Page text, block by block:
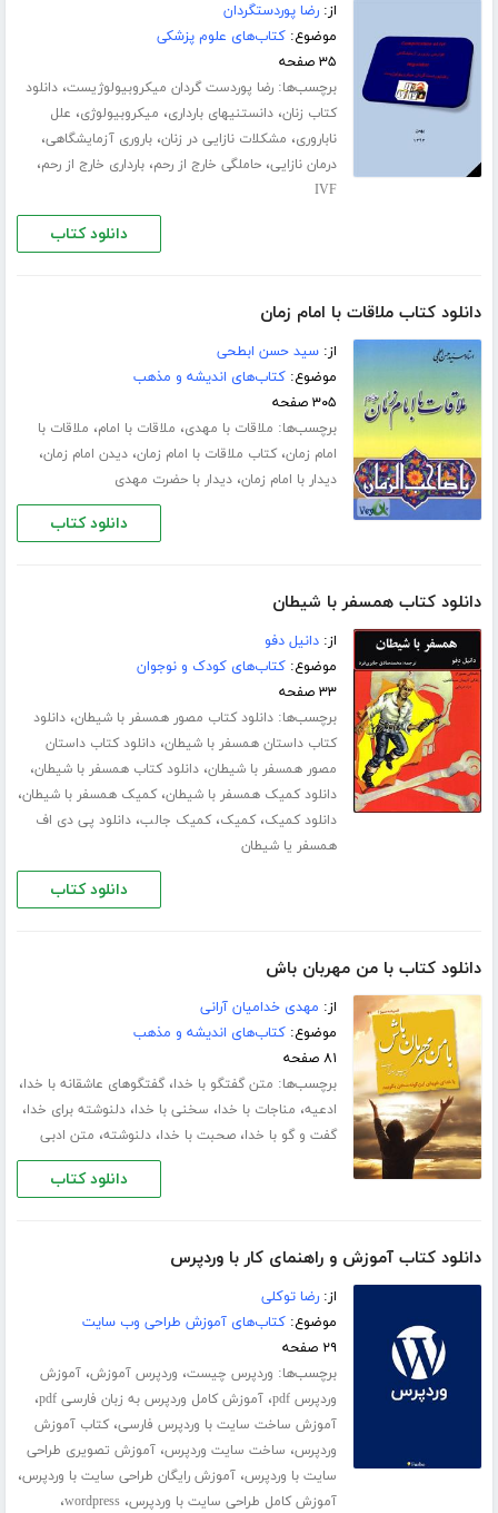
از:رضا پوردستگردان
موضوع:کتاب‌های علوم پزشکی
۳۵ صفحه
برچسب‌ها:رضا پوردست گردان میکروبیولوژیست،دانلود
کتاب زنان،دانستنیهای بارداری، میکروبیولوژی، علل
ناباروری، مشکلات نازایی در زنان،باروری آزمایشگاهی،
درمان نازایی،حاملگی خارج از رحم،بارداری خارج از رحم،
IVF
دانلود کتاب
دانلود کتاب ملاقات با امام زمان
از:سید حسن ابطحی
موضوع:کتاب‌های اندیشه و مذهب
۳۰۵ صفحه
برچسب‌ها: ملاقات با مهدی، ملاقات با امام، ملاقات با
امام زمان،کتاب ملاقات با امام زمان،دیدن امام زمان،
دیدار با امام زمان،دیدار با حضرت مهدی
دانلود کتاب
دانلود کتاب همسفر با شیطان
از:دانیل دفو
موضوع:کتاب‌های کودک و نوجوان
۳۳ صفحه
برچسب‌ها:دانلود کتاب مصور همسفر با شیطان،دانلود
کتاب داستان همسفر با شیطان،دانلود کتاب داستان
مصور همسفر با شیطان،دانلود کتاب همسفر با شیطان،
دانلود کمیک همسفر با شیطان،کمیک همسفر با شیطان،
دانلود کمیک،کمیک،کمیک جالب،دانلود پی دی اف
همسفر یا شیطان
دانلود کتاب
دانلود کتاب با من مهربان باش
از: مهدی خدامیان آرانی
موضوع:کتاب‌های اندیشه و مذهب
۸۱ صفحه
برچسب‌ها: متن گفتگو با خدا،گفتگوهای عاشقانه با خدا،
ادعیه، مناجات با خدا، سخنی با خدا،دلنوشته برای خدا،
گفت و گو با خدا،صحبت با خدا،دلنوشته، متن ادبی
دانلود کتاب
دانلود کتاب آموزش و راهنمای کار با وردپرس
از:رضا توکلی
موضوع:کتاب‌های آموزش طراحی وب سایت
۲۹ صفحه
برچسب‌ها: وردپرس چیست، وردپرس آموزش،آموزش
وردپرس pdf
،آموزش کامل وردپرس به زبان فارسی pdf ،
آموزش ساخت سایت با وردپرس فارسی،کتاب آموزش
وردپرس، ساخت سایت وردپرس،آموزش تصویری طراحی
سایت با وردپرس،آموزش رایگان طراحی سایت با وردپرس،
آموزش کامل طراحی سایت با وردپرس،wordpress،